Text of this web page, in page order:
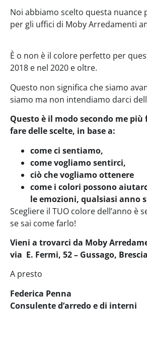
Noi abbiamo scelto questa nuance
per gli uffici di Moby Arredamenti
È o non è il colore perfetto per
2018 e nel 2020 e oltre.
Questo non significa che siamo
siamo ma non intendiamo darci
Questo è il modo secondo me
fare delle scelte, in base a:
come ci sentiamo,
come vogliamo sentirci,
ciò che vogliamo ottenere
come i colori possono
le emozioni, qualsiasi anno
Scegliere il TUO colore dell’anno è
se sai come farlo!
Vieni a trovarci da Moby
via E. Fermi, 52 – Gussago, Brescia
A presto
Federica Penna
Consulente d’arredo e di interni